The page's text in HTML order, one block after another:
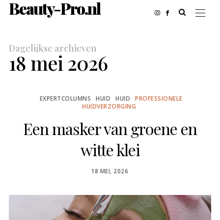
Beauty-Pro.nl
Dagelijkse archieven
18 mei 2026
EXPERTCOLUMNS HUID HUID
PROFESSIONELE
HUIDVERZORGING
Een masker van groene en
witte klei
POSTED
18 MEI, 2026